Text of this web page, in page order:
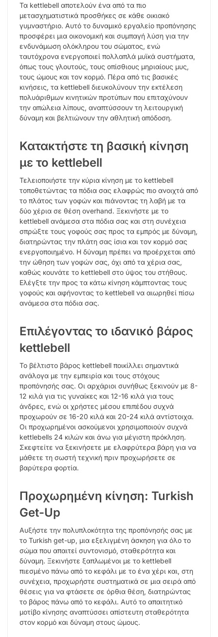
Τα kettlebell αποτελούν ένα από τα πιο
μετασχηματιστικά προσθήκες σε κάθε οικιακό
γυμναστήριο. Αυτό το δυναμικό εργαλείο προπόνησης
προσφέρει μια οικονομική και συμπαγή λύση για την
ενδυνάμωση ολόκληρου του σώματος, ενώ
ταυτόχρονα ενεργοποιεί πολλαπλά μυϊκά συστήματα,
όπως τους γλουτούς, τους οπίσθιους μηριαίους μυς,
τους ώμους και τον κορμό. Πέρα από τις βασικές
κινήσεις, τα kettlebell διευκολύνουν την εκτέλεση
πολυάριθμων κινητικών προτύπων που επιταχύνουν
την απώλεια λίπους, αναπτύσσουν τη λειτουργική
δύναμη και βελτιώνουν την αθλητική απόδοση.
Κατακτήστε τη βασική κίνηση
με το kettlebell
Τελειοποιήστε την κύρια κίνηση με το kettlebell
τοποθετώντας τα πόδια σας ελαφρώς πιο ανοιχτά από
το πλάτος των γοφών και πιάνοντας τη λαβή με τα
δύο χέρια σε θέση overhand. Ξεκινήστε με το
kettlebell ανάμεσα στα πόδια σας και στη συνέχεια
σπρώξτε τους γοφούς σας προς τα εμπρός με δύναμη,
διατηρώντας την πλάτη σας ίσια και τον κορμό σας
ενεργοποιημένο. Η δύναμη πρέπει να προέρχεται από
την ώθηση των γοφών σας, όχι από τα χέρια σας,
καθώς κουνάτε το kettlebell στο ύψος του στήθους.
Ελέγξτε την προς τα κάτω κίνηση κάμπτοντας τους
γοφούς και αφήνοντας το kettlebell να αιωρηθεί πίσω
ανάμεσα στα πόδια σας.
Επιλέγοντας το ιδανικό βάρος
kettlebell
Το βέλτιστο βάρος kettlebell ποικίλλει σημαντικά
ανάλογα με την εμπειρία και τους στόχους
προπόνησής σας. Οι αρχάριοι συνήθως ξεκινούν με 8-
12 κιλά για τις γυναίκες και 12-16 κιλά για τους
άνδρες, ενώ οι χρήστες μέσου επιπέδου συχνά
προχωρούν σε 16-20 κιλά και 20-24 κιλά αντίστοιχα.
Οι προχωρημένοι ασκούμενοι χρησιμοποιούν συχνά
kettlebells 24 κιλών και άνω για μέγιστη πρόκληση.
Σκεφτείτε να ξεκινήσετε με ελαφρύτερα βάρη για να
μάθετε τη σωστή τεχνική πριν προχωρήσετε σε
βαρύτερα φορτία.
Προχωρημένη κίνηση: Turkish
Get-Up
Αυξήστε την πολυπλοκότητα της προπόνησής σας με
το Turkish get-up, μια εξελιγμένη άσκηση για όλο το
σώμα που απαιτεί συντονισμό, σταθερότητα και
δύναμη. Ξεκινήστε ξαπλωμένοι με το kettlebell
πιεσμένο πάνω από το κεφάλι με το ένα χέρι και, στη
συνέχεια, προχωρήστε συστηματικά σε μια σειρά από
θέσεις για να φτάσετε σε όρθια θέση, διατηρώντας
το βάρος πάνω από το κεφάλι. Αυτό το απαιτητικό
μοτίβο κίνησης αναπτύσσει απίστευτη σταθερότητα
στον κορμό και δύναμη στους ώμους.